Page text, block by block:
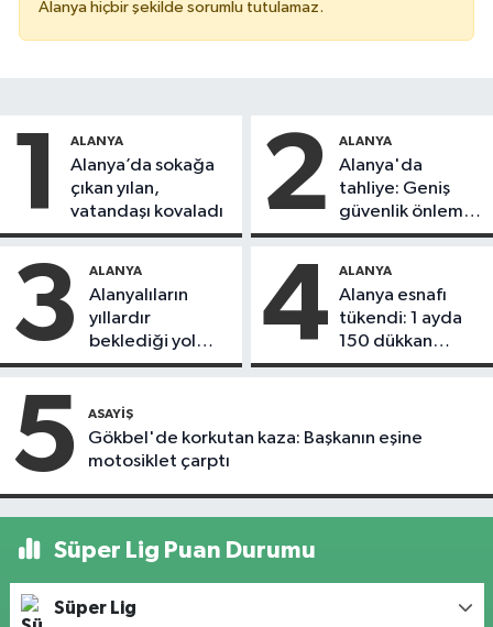
Alanya hiçbir şekilde sorumlu tutulamaz.
1 ALANYA
Alanya’da sokağa
çıkan yılan,
vatandaşı kovaladı
2 ALANYA
Alanya'da
tahliye: Geniş
güvenlik önlemi
alındı
3 ALANYA
Alanyalıların
yıllardır
beklediği yol
askıdan döndü
4 ALANYA
Alanya esnafı
tükendi: 1 ayda
150 dükkan
kapandı
5 ASAYIŞ
Gökbel'de korkutan kaza: Başkanın eşine
motosiklet çarptı
Süper Lig Puan Durumu
Süper Lig